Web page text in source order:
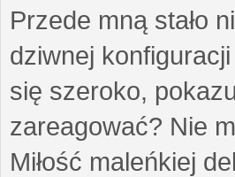
Przede mną stało
dziwnej
się szeroko,
zareagować? Nie
Miłość maleńkiej